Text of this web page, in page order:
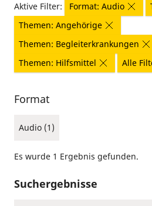
Aktive Filter: Format: Audio
Themen: Angehörige
Themen: Begleiterkrankungen
Themen: Hilfsmittel
Alle
Format
Audio (1)
Es wurde 1 Ergebnis gefunden.
Suchergebnisse